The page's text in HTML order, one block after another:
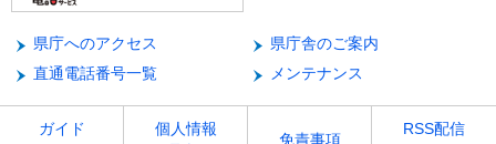
県庁へのアクセス
県庁舎のご案内
直通電話番号一覧
メンテナンス
ガイド
個人情報
免責事項
RSS配信